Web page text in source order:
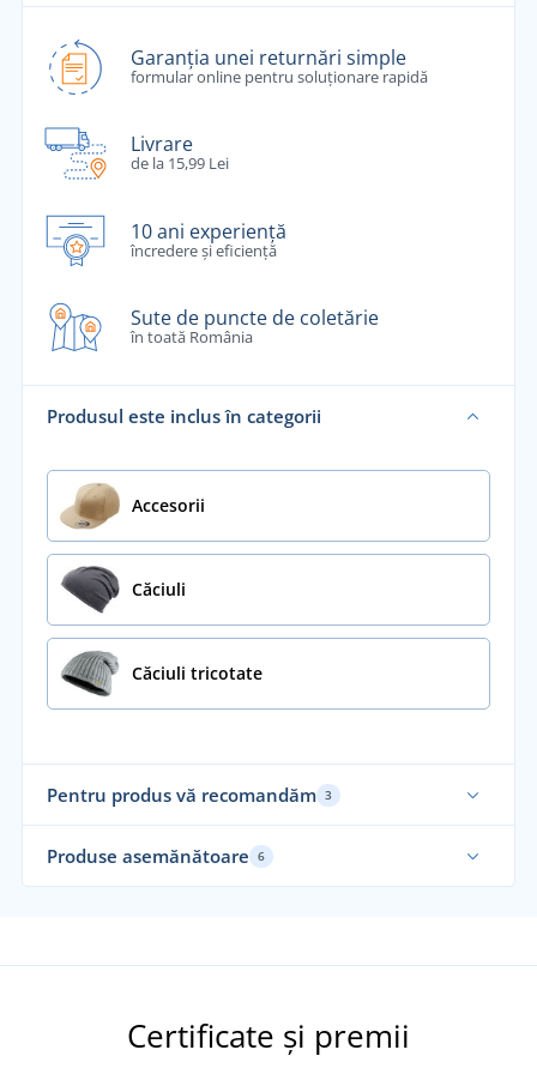
Garanția unei returnări simple
formular online pentru soluționare rapidă
Livrare
de la 15,99 Lei
10 ani experiență
încredere și eficiență
Sute de puncte de coletărie
în toată România
Produsul este inclus în categorii
Accesorii
Căciuli
Căciuli tricotate
Pentru produs vă recomandăm 3
Produse asemănătoare 6
Certificate și premii